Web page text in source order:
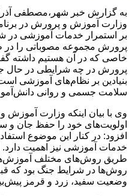
به گزارش خبر شهر،مصطفی
وزارت آموزش و پرورش در
بر استمرار خدمات آموزشی
پرورش مجموعه مصوباتی را
خاصی که در آن هستیم داشته
پرورش در چه شرایطی در حال
بنیادین بر نظام‌های آموزشی
سلامت جسمی و روانی
وی با بیان اینکه وزارت
اولویت‌های خود را حفظ جان و
افزود: در کنار این موضوع
خدمات آموزشی نیز اهمیت دارد.
طریق روش‌های مختلف آموزش‌ها
روش‌ها در شرایط جنگ بود که
وضعیت سفید، زرد و قرمز